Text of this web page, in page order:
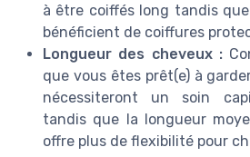
à être coiffés long tandis
bénéficient de coiffures
Longueur des cheveux :
que vous êtes prêt(e) à
nécessiteront un soin
tandis que la longueur
offre plus de flexibilité pour